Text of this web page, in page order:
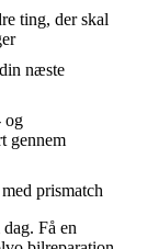
ting, der skal
næste
og
gennem
prismatch
Få en